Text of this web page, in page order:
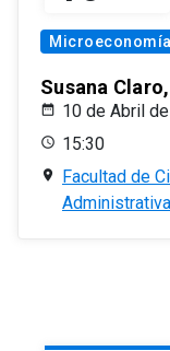
Susana
10 de Abril
15:30
Facultad de